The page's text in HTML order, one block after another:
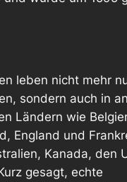
leben nicht mehr
sondern auch in
Ländern wie
England und
Kanada, den
gesagt, echte